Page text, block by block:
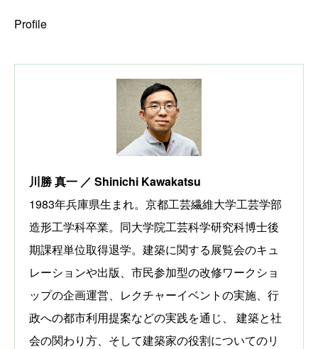
Profile
川勝 真一 ／ Shinichi Kawakatsu
1983年兵庫県生まれ。京都工芸繊維大学工芸学部
造形工学科卒業。同大学院工芸科学研究科博士後
期課程単位取得退学。建築に関する展覧会のキュ
レーションや出版、市民参加型の改修ワークショ
ップの企画運営、レクチャーイベントの実施、行
政への都市利用提案などの実践を通じ、 建築と社
会の関わり方、そして建築家の役割についてのリ